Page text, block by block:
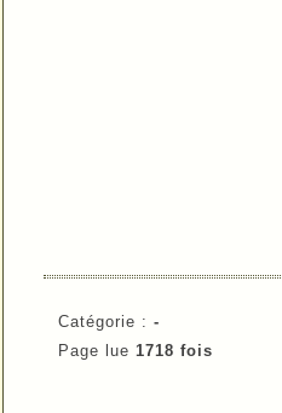
Catégorie : -
Page lue 1718 fois